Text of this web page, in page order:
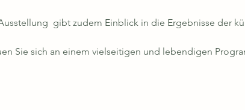
gibt zudem Einblick in die Ergebnisse der
Sie sich an einem vielseitigen und lebendigen